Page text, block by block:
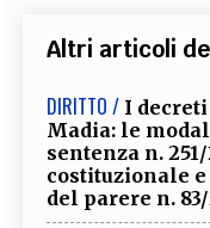
Altri articoli
DIRITTO / I
Madia: le
sentenza n.
costituzionale
del parere n.